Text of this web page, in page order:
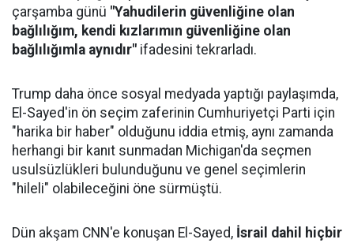
çarşamba günü "Yahudilerin güvenliğine olan
bağlılığım, kendi kızlarımın güvenliğine olan
bağlılığımla aynıdır" ifadesini tekrarladı.
Trump daha önce sosyal medyada yaptığı paylaşımda,
El-Sayed'in ön seçim zaferinin Cumhuriyetçi Parti için
"harika bir haber" olduğunu iddia etmiş, aynı zamanda
herhangi bir kanıt sunmadan Michigan'da seçmen
usulsüzlükleri bulunduğunu ve genel seçimlerin
"hileli" olabileceğini öne sürmüştü.
Dün akşam CNN'e konuşan El-Sayed, İsrail dahil hiçbir